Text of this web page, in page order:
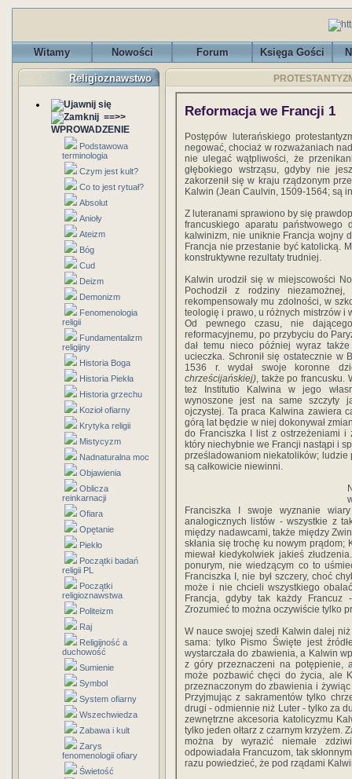
Witamy Nowości Forum Księga Gości
Religioznawstwo
==>>
WPROWADZENIE
Podstawowa
terminologia
Czym jest kult?
Co to jest rytuał?
Absolut
Anioły
Ateizm
Bóg
Cud
Deizm
Demonizm
Fenomenologia
religii
Fundamentalizm
religijny
Historia Boga
Historia Piekła
Historia grzechu
Kozioł ofiarny
Krytyka religii
Mistycyzm
Nadnaturalna moc
Objawienia
Oblicza
reinkarnacji
Ofiara
Opętanie
Piekło
Początki badań
religii PL
Początki
religioznawstwa
Politeizm
Raj
Religijność a
duchowość
Sumienie
Symbol
System ofiarny
Wszechwiedza
Zabawa i kult
Zarys
fenomenologii ofiary
Świetość
Reformacja we Francji 1
Postępów luterańskiego
negować, chociaż w rozważaniach
nie ulegać wątpliwości, że
głębokiego wstrząsu, gdyby nie
zakorzenił się w kraju rządzonym
Kalwin (Jean Caulvin, 1509-1564; są
Z luteranami sprawiono by się
francuskiego aparatu państwowego
kalwinizm, nie uniknie Francja wojny
Francja nie przestanie być katolicką.
konstruktywne rezultaty trudniej.
Kalwin urodził się w miejscowości
Pochodził z rodziny
rekompensowały mu zdolności, w
teologię i prawo, u różnych mistrzów i
Od pewnego czasu, nie
reformacyjnemu, po przybyciu do
dał temu nieco później wyraz
ucieczka. Schronił się ostatecznie w
1536 r. wydał swoje koronne
chrześcijańskiej), także po francusku.
też Institutio Kalwina w jego
wynoszone jest na same szczyty
ojczystej. Ta praca Kalwina zawiera
górą lat będzie w niej dokonywał
do Franciszka I list z ostrzeżeniami i
który niechybnie we Francji nastąpi i
prześladowaniom niekatolików;
są całkowicie niewinni.
Franciszka I swoje wyznanie
analogicznych listów - wszystkie z
między nadawcami, także między
skłania się trochę ku nowym prądom;
miewał kiedykolwiek jakieś
ponurym, nie wiedzącym co to
Franciszka I, nie był szczery, choć
może i nie chcieli wszystkiego
Francja, gdyby tak każdy Francuz
Zrozumieć to można oczywiście tylko
W nauce swojej szedł Kalwin dalej
sama: tylko Pismo Święte jest
wystarczała do zbawienia, a Kalwin
z góry przeznaczeni na potępienie,
może pozbawić chęci do życia, ale
przeznaczonym do zbawienia i
Przyjmując z sakramentów tylko
drugi - odmiennie niż Luter - tylko za
zewnętrzne akcesoria katolicyzmu
tylko jeden ołtarz z czarnym krzyżem.
można by wyrazić niemałe
odpowiadała Francuzom, tak
razu powiedzieć, że pod rządami